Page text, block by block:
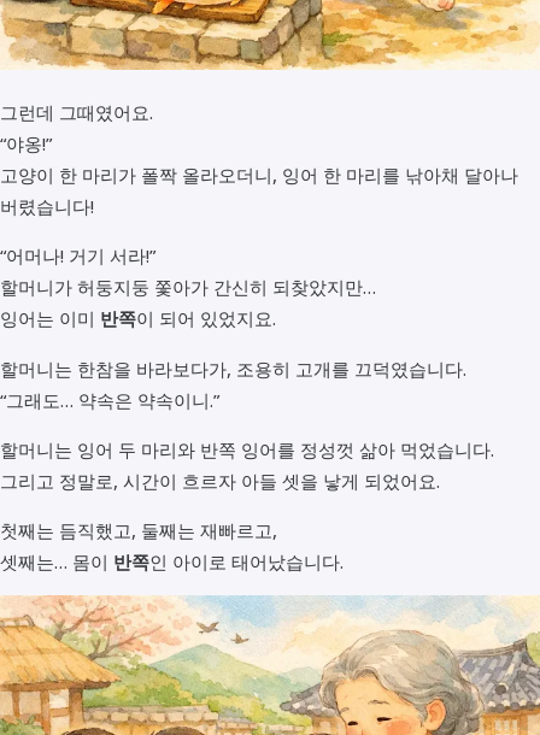
그런데 그때였어요.
“야옹!”
고양이 한 마리가 폴짝 올라오더니, 잉어 한 마리를 낚아채 달아나
버렸습니다!
“어머나! 거기 서라!”
할머니가 허둥지둥 쫓아가 간신히 되찾았지만…
잉어는 이미 반쪽이 되어 있었지요.
할머니는 한참을 바라보다가, 조용히 고개를 끄덕였습니다.
“그래도… 약속은 약속이니.”
할머니는 잉어 두 마리와 반쪽 잉어를 정성껏 삶아 먹었습니다.
그리고 정말로, 시간이 흐르자 아들 셋을 낳게 되었어요.
첫째는 듬직했고, 둘째는 재빠르고,
셋째는… 몸이 반쪽인 아이로 태어났습니다.